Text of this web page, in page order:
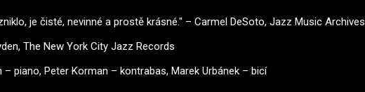
je čisté, nevinné a prostě krásné." – Carmel DeSoto, Jazz Music Archives
The New York City Jazz Records
– piano, Peter Korman – kontrabas, Marek Urbánek – bicí